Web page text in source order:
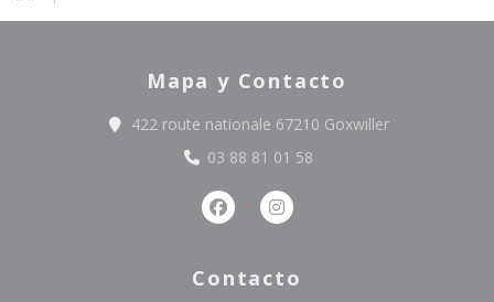
Mapa y Contacto
422 route nationale 67210 Goxwiller((abre en una
03 88 81 01 58
Facebook ((abre en una nueva
Instagram ((abre en una
Contacto